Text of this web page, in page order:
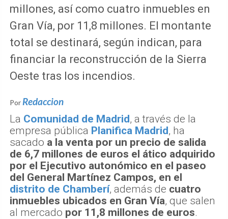
millones, así como cuatro inmuebles en
Gran Vía, por 11,8 millones. El montante
total se destinará, según indican, para
financiar la reconstrucción de la Sierra
Oeste tras los incendios.
Por Redaccion
La Comunidad de Madrid, a través de la
empresa pública Planifica Madrid, ha
sacado a la venta por un precio de salida
de 6,7 millones de euros el ático adquirido
por el Ejecutivo autonómico en el paseo
del General Martínez Campos, en el
distrito de Chamberí, además de cuatro
inmuebles ubicados en Gran Vía, que salen
al mercado por 11,8 millones de euros.